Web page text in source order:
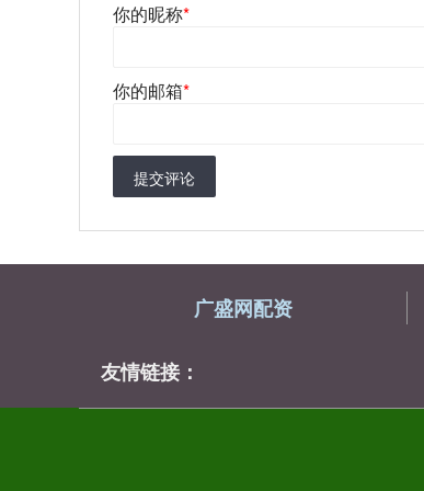
你的昵称*
你的邮箱*
提交评论
广盛网配资
友情链接：